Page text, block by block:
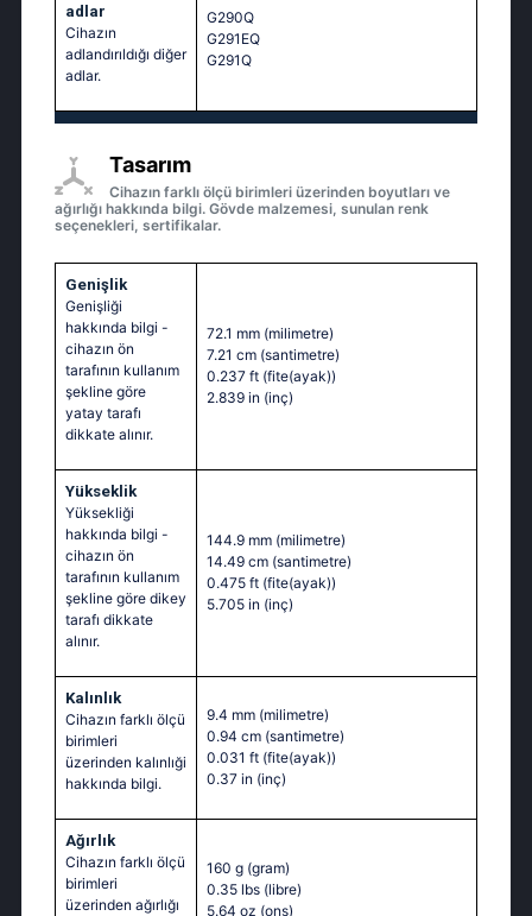
adlar
Cihazın
adlandırıldığı diğer
adlar.
G290Q
G291EQ
G291Q
Tasarım
Cihazın farklı ölçü birimleri üzerinden boyutları ve
ağırlığı hakkında bilgi. Gövde malzemesi, sunulan renk
seçenekleri, sertifikalar.
Genişlik
Genişliği
hakkında bilgi -
cihazın ön
tarafının kullanım
şekline göre
yatay tarafı
dikkate alınır.
72.1 mm (milimetre)
7.21 cm (santimetre)
0.237 ft (fite(ayak))
2.839 in (inç)
Yükseklik
Yüksekliği
hakkında bilgi -
cihazın ön
tarafının kullanım
şekline göre dikey
tarafı dikkate
alınır.
144.9 mm (milimetre)
14.49 cm (santimetre)
0.475 ft (fite(ayak))
5.705 in (inç)
Kalınlık
Cihazın farklı ölçü
birimleri
üzerinden kalınlıği
hakkında bilgi.
9.4 mm (milimetre)
0.94 cm (santimetre)
0.031 ft (fite(ayak))
0.37 in (inç)
Ağırlık
Cihazın farklı ölçü
birimleri
üzerinden ağırlığı
160 g (gram)
0.35 lbs (libre)
5.64 oz (ons)